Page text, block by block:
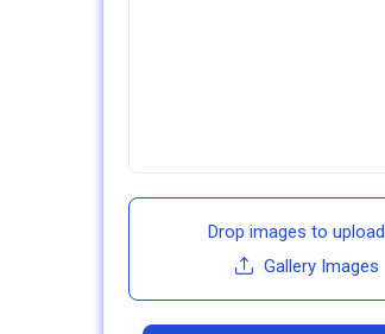
Drop images to upload
Gallery Images